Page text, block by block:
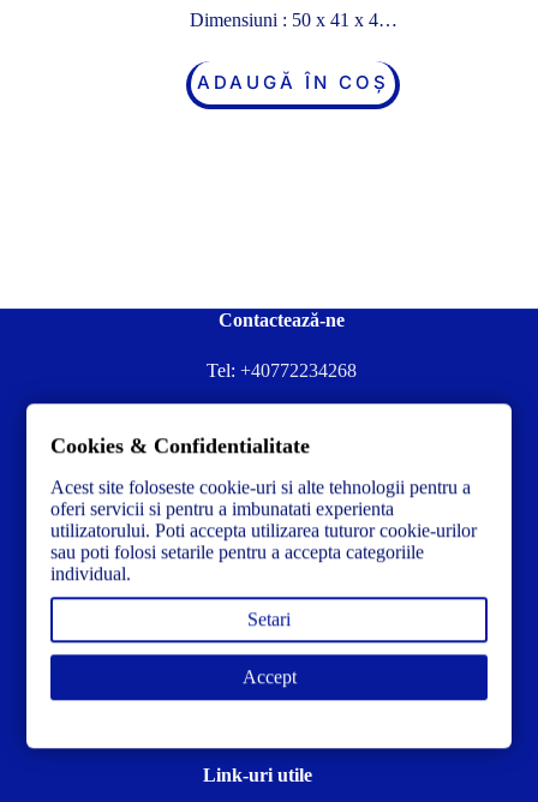
Dimensiuni : 50 x 41 x 4…
ADAUGĂ ÎN COȘ
Contactează-ne
Tel: +40772234268
Contacteză-ne la:✉️contact@concrete-forma.com
Str. Dacia Nr 12 Ineu, Arad 315300 Romania
Link-uri utile
Cookies & Confidentialitate
Acest site foloseste cookie-uri si alte tehnologii pentru a
oferi servicii si pentru a imbunatati experienta
utilizatorului. Poti accepta utilizarea tuturor cookie-urilor
sau poti folosi setarile pentru a accepta categoriile
individual.
Setari
Accept